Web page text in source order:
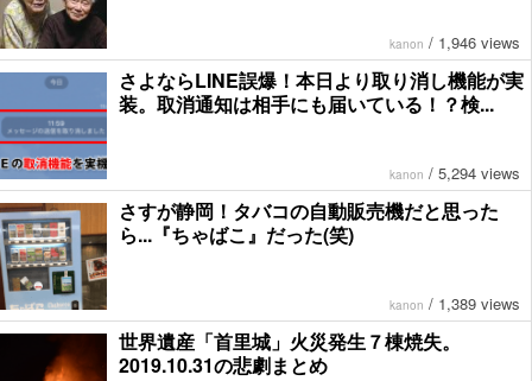
kanon / 1,946 views
さよならLINE誤爆！本日より取り消し機能が実
装。取消通知は相手にも届いている！？検...
kanon / 5,294 views
さすが静岡！タバコの自動販売機だと思った
ら...『ちゃばこ』だった(笑)
kanon / 1,389 views
世界遺産「首里城」火災発生７棟焼失。
2019.10.31の悲劇まとめ